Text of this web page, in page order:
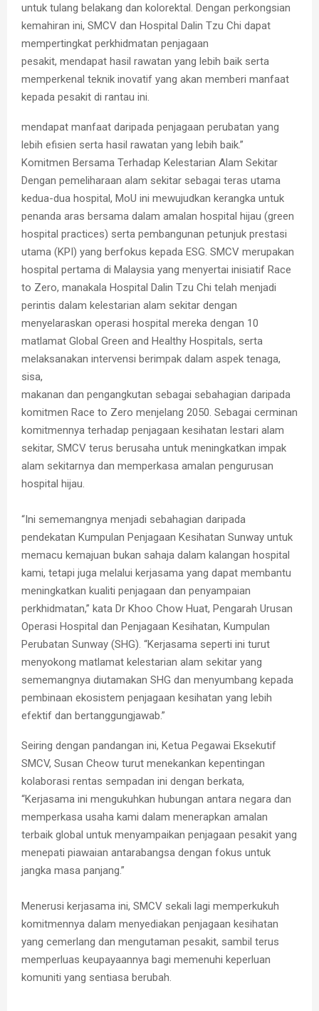
untuk tulang belakang dan kolorektal. Dengan perkongsian
kemahiran ini, SMCV dan Hospital Dalin Tzu Chi dapat
mempertingkat perkhidmatan penjagaan
pesakit, mendapat hasil rawatan yang lebih baik serta
memperkenal teknik inovatif yang akan memberi manfaat
kepada pesakit di rantau ini.
mendapat manfaat daripada penjagaan perubatan yang
lebih efisien serta hasil rawatan yang lebih baik.”
Komitmen Bersama Terhadap Kelestarian Alam Sekitar
Dengan pemeliharaan alam sekitar sebagai teras utama
kedua-dua hospital, MoU ini mewujudkan kerangka untuk
penanda aras bersama dalam amalan hospital hijau (green
hospital practices) serta pembangunan petunjuk prestasi
utama (KPI) yang berfokus kepada ESG. SMCV merupakan
hospital pertama di Malaysia yang menyertai inisiatif Race
to Zero, manakala Hospital Dalin Tzu Chi telah menjadi
perintis dalam kelestarian alam sekitar dengan
menyelaraskan operasi hospital mereka dengan 10
matlamat Global Green and Healthy Hospitals, serta
melaksanakan intervensi berimpak dalam aspek tenaga,
sisa,
makanan dan pengangkutan sebagai sebahagian daripada
komitmen Race to Zero menjelang 2050. Sebagai cerminan
komitmennya terhadap penjagaan kesihatan lestari alam
sekitar, SMCV terus berusaha untuk meningkatkan impak
alam sekitarnya dan memperkasa amalan pengurusan
hospital hijau.
“Ini sememangnya menjadi sebahagian daripada
pendekatan Kumpulan Penjagaan Kesihatan Sunway untuk
memacu kemajuan bukan sahaja dalam kalangan hospital
kami, tetapi juga melalui kerjasama yang dapat membantu
meningkatkan kualiti penjagaan dan penyampaian
perkhidmatan,” kata Dr Khoo Chow Huat, Pengarah Urusan
Operasi Hospital dan Penjagaan Kesihatan, Kumpulan
Perubatan Sunway (SHG). “Kerjasama seperti ini turut
menyokong matlamat kelestarian alam sekitar yang
sememangnya diutamakan SHG dan menyumbang kepada
pembinaan ekosistem penjagaan kesihatan yang lebih
efektif dan bertanggungjawab.”
Seiring dengan pandangan ini, Ketua Pegawai Eksekutif
SMCV, Susan Cheow turut menekankan kepentingan
kolaborasi rentas sempadan ini dengan berkata,
“Kerjasama ini mengukuhkan hubungan antara negara dan
memperkasa usaha kami dalam menerapkan amalan
terbaik global untuk menyampaikan penjagaan pesakit yang
menepati piawaian antarabangsa dengan fokus untuk
jangka masa panjang.”
Menerusi kerjasama ini, SMCV sekali lagi memperkukuh
komitmennya dalam menyediakan penjagaan kesihatan
yang cemerlang dan mengutaman pesakit, sambil terus
memperluas keupayaannya bagi memenuhi keperluan
komuniti yang sentiasa berubah.